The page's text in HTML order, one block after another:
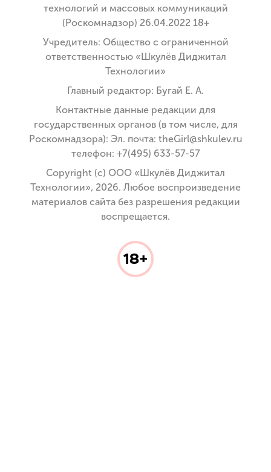
технологий и массовых коммуникаций
(Роскомнадзор) 26.04.2022 18+
Учредитель: Общество с ограниченной
ответственностью «Шкулёв Диджитал
Технологии»
Главный редактор: Бугай Е. А.
Контактные данные редакции для
государственных органов (в том числе, для
Роскомнадзора): Эл. почта: theGirl@shkulev.ru
телефон: +7(495) 633-57-57
Copyright (с) ООО «Шкулёв Диджитал
Технологии», 2026. Любое воспроизведение
материалов сайта без разрешения редакции
воспрещается.
18+